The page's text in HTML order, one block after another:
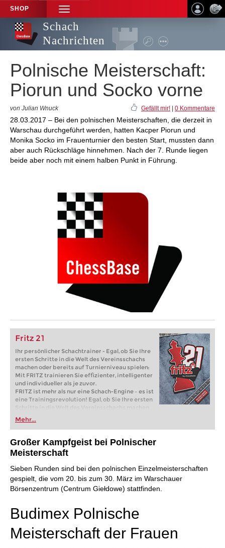
SHOP
TOGGLE
NAVIGATION
Schach
Nachrichten
Polnische Meisterschaft:
Piorun und Socko vorne
von Julian Wnuck Gefällt mir! 0 Kommentare
28.03.2017 – Bei den polnischen Meisterschaften, die derzeit in
Warschau durchgeführt werden, hatten Kacper Piorun und
Monika Socko im Frauenturnier den besten Start, mussten dann
aber auch Rückschläge hinnehmen. Nach der 7. Runde liegen
beide aber noch mit einem halben Punkt in Führung.
Fritz 21
Ihr persönlicher Schachtrainer - Egal, ob Sie Ihre
ersten Schritte in die Welt des Vereinsschachs
machen oder bereits auf Turnierniveau spielen:
Mit FRITZ trainieren Sie effizienter, intelligenter
und individueller als je zuvor.
FRITZ ist mehr als nur eine Schach-Engine – es ist
eine Trainingsrevolution! Egal, ob Sie Ihre ersten
Schritte in die Welt des Vereinsschachs machen
oder bereits auf Turnierniveau spielen: Mit
FRITZ trainieren Sie effizienter, intelligenter und
individueller als je zuvor.
Mehr...
Großer Kampfgeist bei Polnischer
Meisterschaft
Sieben Runden sind bei den polnischen Einzelmeisterschaften
gespielt, die vom 20. bis zum 30. März im Warschauer
Börsenzentrum (Centrum Giełdowe) stattfinden.
Budimex Polnische
Meisterschaft der Frauen